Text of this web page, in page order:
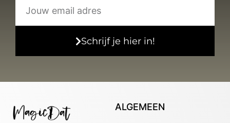
Schrijf je hier in!
ALGEMEEN